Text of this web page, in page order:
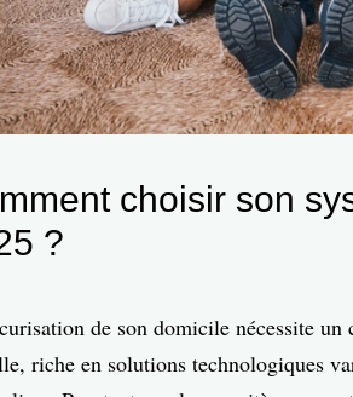
choisir son
?
de son domicile nécessite
riche en solutions technologiques